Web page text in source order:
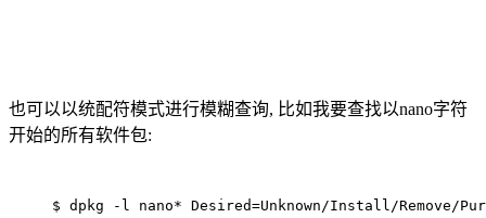
也可以以统配符模式进行模糊查询, 比如我要查找以nano字符
开始的所有软件包:
$ dpkg -l nano* Desired=Unknown/Install/Remove/